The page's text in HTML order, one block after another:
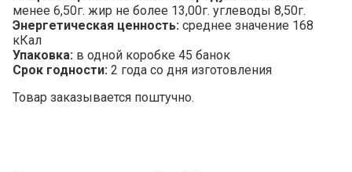
менее 6,50г. жир не более 13,00г. углеводы 8,50г.
Энергетическая ценность: среднее значение 168
кКал
Упаковка: в одной коробке 45 банок
Срок годности: 2 года со дня изготовления
Товар заказывается поштучно.